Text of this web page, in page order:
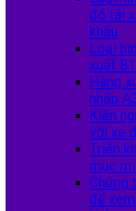
đó tái
khẩu
Loại
xuất
Hàng
nhập
Kiến
với xe
Triển
mục
Chứng
để